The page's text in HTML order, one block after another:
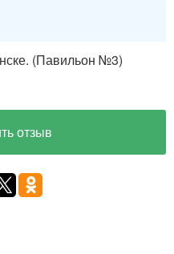
(Павильон №3)
отзыв